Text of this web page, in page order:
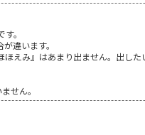
。
違います。
ほえみ』はあまり出ません。出し
せん。